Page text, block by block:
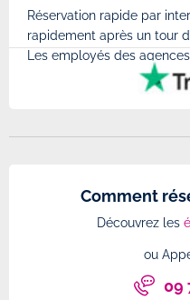
Réservation rapide par
rapidement après un tour
Les employés des
Comment
Découvrez les
ou
09